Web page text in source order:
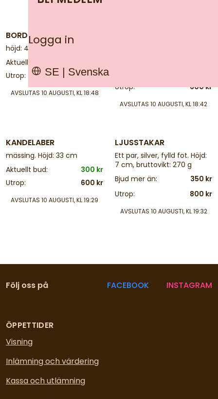
Logga in
SE | Svenska
BORDSFOTOGENLAMPA
höjd: 45 ca
Aktuellt bud:
Utrop:
600 kr
AVSLUTAS 10 AUGUSTI, KL 18:48
Utrop:
600 kr
AVSLUTAS 10 AUGUSTI, KL 18:42
KANDELABER
mässing. Höjd: 33 cm
Aktuellt bud:
300 kr
Utrop:
600 kr
AVSLUTAS 10 AUGUSTI, KL 19:29
LJUSSTAKAR
Ett par, silver, fylld fot. Höjd:
7 cm, bruttovikt: 270 g
Bjud mer än:
350 kr
Utrop:
800 kr
AVSLUTAS 10 AUGUSTI, KL 19:32
Följ oss på FACEBOOK INSTAGRAM
ÖPPETTIDER
Visning
Inlämning och värdering
Kassa och utlämning